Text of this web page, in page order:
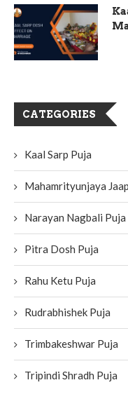
CATEGORIES
Kaal Sarp Puja
Mahamrityunjaya
Narayan Nagbali Puja
Pitra Dosh Puja
Rahu Ketu Puja
Rudrabhishek Puja
Trimbakeshwar Puja
Tripindi Shradh Puja